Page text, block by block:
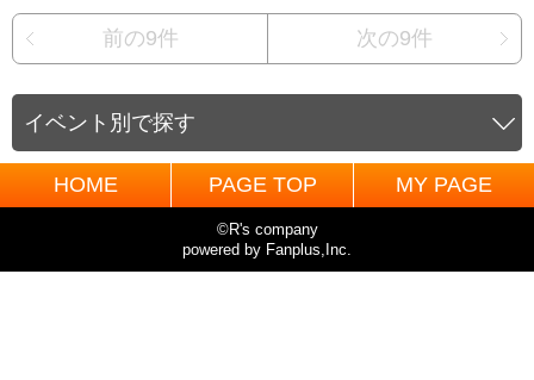
前の9件 次の9件
イベント別で探す
HOME PAGE TOP MY PAGE
©R's company
powered by Fanplus,Inc.